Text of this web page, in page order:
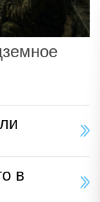
в